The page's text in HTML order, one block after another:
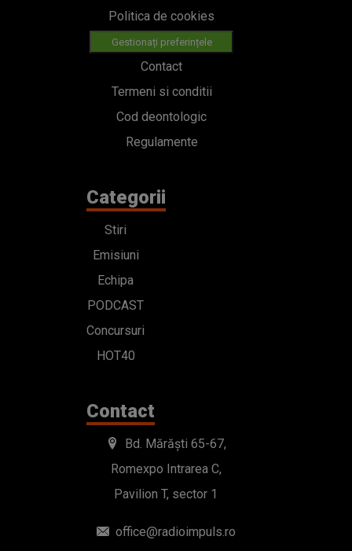
Politica de cookies
Gestionați preferințele
Contact
Termeni si conditii
Cod deontologic
Regulamente
Categorii
Stiri
Emisiuni
Echipa
PODCAST
Concursuri
HOT40
Contact
Bd. Mărăști 65-67,
Romexpo Intrarea C,
Pavilion T, sector 1
office@radioimpuls.ro